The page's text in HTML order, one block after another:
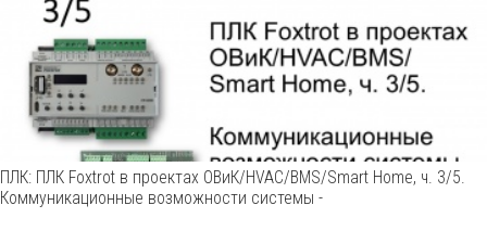
ПЛК: ПЛК Foxtrot в проектах ОВиК/HVAC/BMS/Smart Home, ч. 3/5.
Коммуникационные возможности системы -